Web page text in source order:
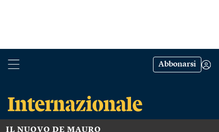
Abbonarsi
IL NUOVO DE MAURO